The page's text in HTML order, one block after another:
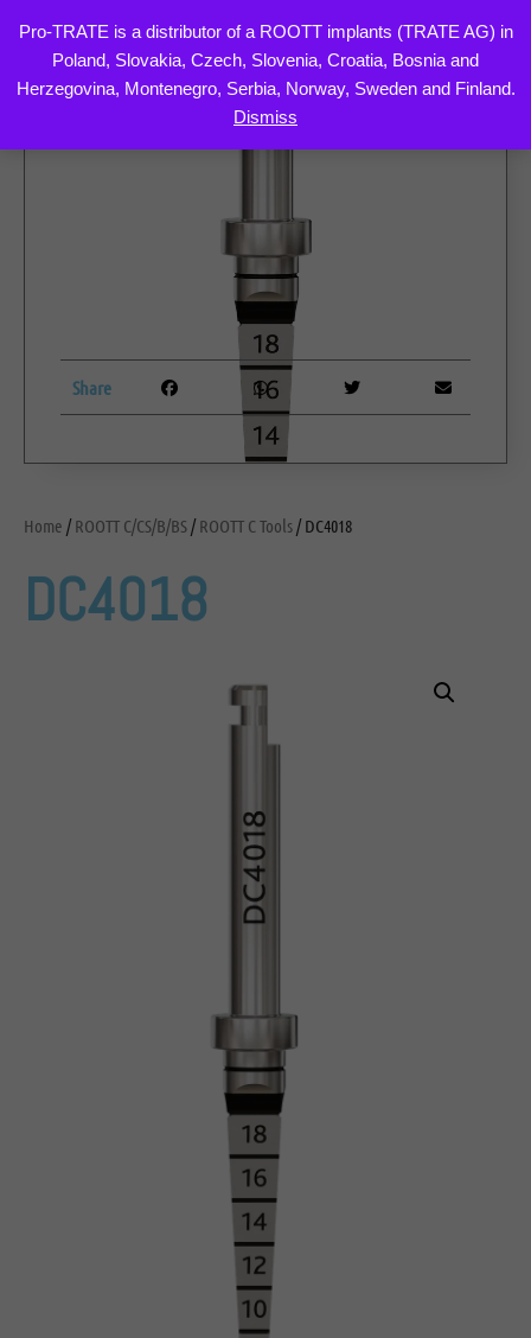
Pro-TRATE is a distributor of a ROOTT implants (TRATE AG) in
Poland, Slovakia, Czech, Slovenia, Croatia, Bosnia and
Herzegovina, Montenegro, Serbia, Norway, Sweden and Finland.
Dismiss
to
Home /ROOTT C/CS/B/BS/ROOTT C Tools/ DC4018
DC4018
Share